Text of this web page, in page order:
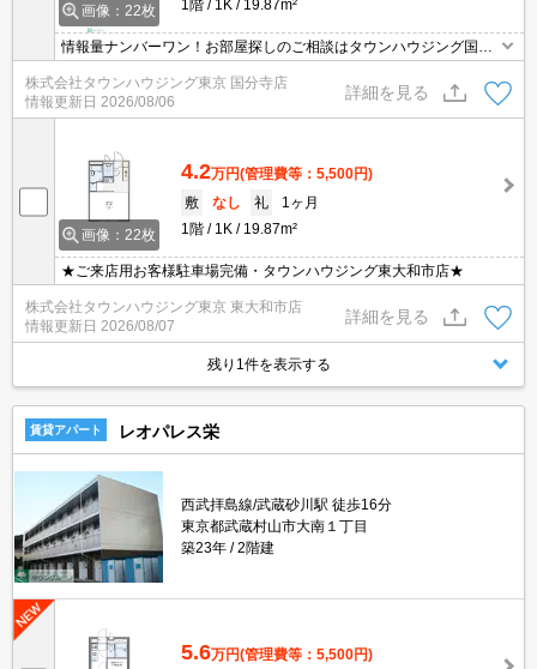
画像：22枚
1階
1K 19.87m²
情報量ナンバーワン！お部屋探しのご相談はタウンハウジング国分
寺店にお任せを！
株式会社タウンハウジング東京 国分寺店
情報更新日 2026/08/06
詳細を見る
画像：22枚
4.2万円(管理費等：5,500円)
敷
なし 礼
1ヶ月
1階
1K 19.87m²
★ご来店用お客様駐車場完備・タウンハウジング東大和市店★
株式会社タウンハウジング東京 東大和市店
情報更新日 2026/08/07
詳細を見る
残り1件を表示する
賃貸アパート レオパレス栄
西武拝島線/武蔵砂川駅 徒歩16分
東京都武蔵村山市大南１丁目
築23年
2階建
5.6万円(管理費等：5,500円)